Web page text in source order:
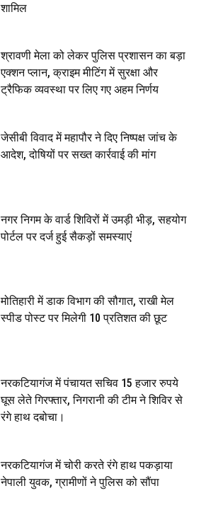
शामिल
श्रावणी मेला को लेकर पुलिस प्रशासन का बड़ा
एक्शन प्लान, क्राइम मीटिंग में सुरक्षा और
ट्रैफिक व्यवस्था पर लिए गए अहम निर्णय
जेसीबी विवाद में महापौर ने दिए निष्पक्ष जांच के
आदेश, दोषियों पर सख्त कार्रवाई की मांग
नगर निगम के वार्ड शिविरों में उमड़ी भीड़, सहयोग
पोर्टल पर दर्ज हुई सैकड़ों समस्याएं
मोतिहारी में डाक विभाग की सौगात, राखी मेल
स्पीड पोस्ट पर मिलेगी 10 प्रतिशत की छूट
नरकटियागंज में पंचायत सचिव 15 हजार रुपये
घूस लेते गिरफ्तार, निगरानी की टीम ने शिविर से
रंगे हाथ दबोचा।
नरकटियागंज में चोरी करते रंगे हाथ पकड़ाया
नेपाली युवक, ग्रामीणों ने पुलिस को सौंपा